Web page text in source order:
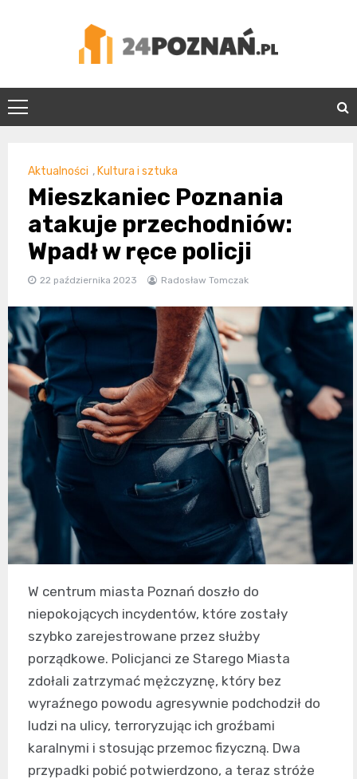
24Poznań.pl
Aktualności , Kultura i sztuka
Mieszkaniec Poznania
atakuje przechodniów:
Wpadł w ręce policji
22 października 2023 Radosław Tomczak
W centrum miasta Poznań doszło do
niepokojących incydentów, które zostały
szybko zarejestrowane przez służby
porządkowe. Policjanci ze Starego Miasta
zdołali zatrzymać mężczyznę, który bez
wyraźnego powodu agresywnie podchodził do
ludzi na ulicy, terroryzując ich groźbami
karalnymi i stosując przemoc fizyczną. Dwa
przypadki pobić potwierdzono, a teraz stróże